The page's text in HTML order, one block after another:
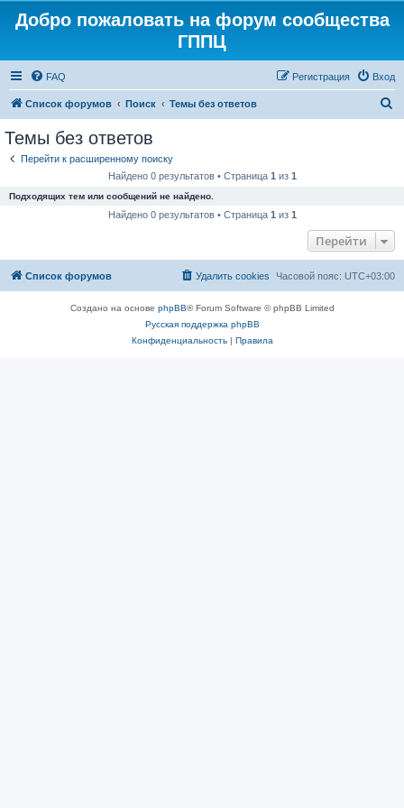
Добро пожаловать на форум сообщества
ГППЦ
FAQ Вход
Регистрация
Список форумов Поиск Темы без ответов
Темы без ответов
Перейти к расширенному поиску
Найдено 0 результатов • Страница 1 из 1
Подходящих тем или сообщений не найдено.
Найдено 0 результатов • Страница 1 из 1
Перейти
Список форумов Часовой пояс: UTC+03:00
Удалить cookies
Создано на основе phpBB® Forum Software © phpBB Limited
Русская поддержка phpBB
Конфиденциальность| Правила